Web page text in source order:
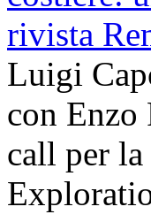
Luigi
con Enzo
call per la